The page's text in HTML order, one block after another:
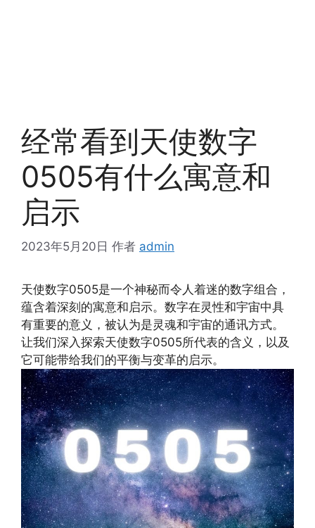
经常看到天使数字
0505有什么寓意和
启示
2023年5月20日 作者 admin
天使数字0505是一个神秘而令人着迷的数字组合，
蕴含着深刻的寓意和启示。数字在灵性和宇宙中具
有重要的意义，被认为是灵魂和宇宙的通讯方式。
让我们深入探索天使数字0505所代表的含义，以及
它可能带给我们的平衡与变革的启示。